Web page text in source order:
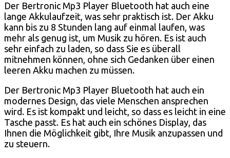
Der Bertronic Mp3 Player Bluetooth hat auch eine
lange Akkulaufzeit, was sehr praktisch ist. Der Akku
kann bis zu 8 Stunden lang auf einmal laufen, was
mehr als genug ist, um Musik zu hören. Es ist auch
sehr einfach zu laden, so dass Sie es überall
mitnehmen können, ohne sich Gedanken über einen
leeren Akku machen zu müssen.
Der Bertronic Mp3 Player Bluetooth hat auch ein
modernes Design, das viele Menschen ansprechen
wird. Es ist kompakt und leicht, so dass es leicht in eine
Tasche passt. Es hat auch ein schönes Display, das
Ihnen die Möglichkeit gibt, Ihre Musik anzupassen und
zu steuern.